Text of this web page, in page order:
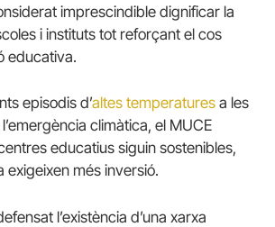
imprescindible dignificar la
i instituts tot reforçant el cos
educativa.
episodis d’altes temperatures a les
climàtica, el MUCE
educatius siguin sostenibles,
exigeixen més inversió.
l’existència d’una xarxa